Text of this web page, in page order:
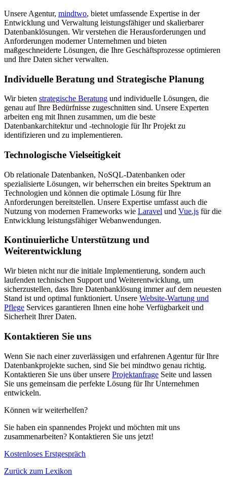
Unsere Agentur, mindtwo, bietet umfassende Expertise in der
Entwicklung und Verwaltung leistungsfähiger und skalierbarer
Datenbanklösungen. Wir verstehen die Herausforderungen und
Anforderungen moderner Unternehmen und bieten
maßgeschneiderte Lösungen, die Ihre Geschäftsprozesse optimieren
und Ihre Daten sicher verwalten.
Individuelle Beratung und Strategische Planung
Wir bieten strategische Beratung und individuelle Lösungen, die
genau auf Ihre Bedürfnisse zugeschnitten sind. Unsere Experten
arbeiten eng mit Ihnen zusammen, um die beste
Datenbankarchitektur und -technologie für Ihr Projekt zu
identifizieren und zu implementieren.
Technologische Vielseitigkeit
Ob relationale Datenbanken, NoSQL-Datenbanken oder
spezialisierte Lösungen, wir beherrschen ein breites Spektrum an
Technologien und können die optimale Lösung für Ihre
Anforderungen bereitstellen. Unsere Expertise umfasst auch die
Nutzung von modernen Frameworks wie Laravel und Vue.js für die
Entwicklung leistungsfähiger Webanwendungen.
Kontinuierliche Unterstützung und
Weiterentwicklung
Wir bieten nicht nur die initiale Implementierung, sondern auch
laufenden technischen Support und Weiterentwicklung, um
sicherzustellen, dass Ihre Datenbanklösung immer auf dem neuesten
Stand ist und optimal funktioniert. Unsere Website-Wartung und
Pflege Services garantieren Ihnen eine hohe Verfügbarkeit und
Sicherheit Ihrer Daten.
Kontaktieren Sie uns
Wenn Sie nach einer zuverlässigen und erfahrenen Agentur für Ihre
Datenbankprojekte suchen, sind Sie bei mindtwo genau richtig.
Kontaktieren Sie uns über unsere Projektanfrage Seite und lassen
Sie uns gemeinsam die perfekte Lösung für Ihr Unternehmen
entwickeln.
Können wir weiterhelfen?
Sie haben ein spannendes Projekt und möchten mit uns
zusammenarbeiten? Kontaktieren Sie uns jetzt!
Kostenloses Erstgespräch
Zurück zum Lexikon